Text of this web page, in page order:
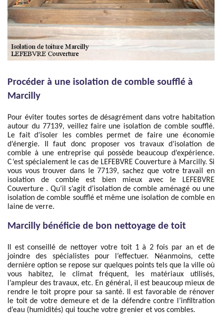
Procéder à une isolation de comble soufflé à
Marcilly
Pour éviter toutes sortes de désagrément dans votre habitation
autour du 77139, veillez faire une isolation de comble soufflé.
Le fait d’isoler les combles permet de faire une économie
d’énergie. Il faut donc proposer vos travaux d’isolation de
comble à une entreprise qui possède beaucoup d’expérience.
C’est spécialement le cas de LEFEBVRE Couverture à Marcilly. Si
vous vous trouver dans le 77139, sachez que votre travail en
isolation de comble est bien mieux avec le LEFEBVRE
Couverture . Qu’il s’agit d’isolation de comble aménagé ou une
isolation de comble soufflé et même une isolation de comble en
laine de verre.
Marcilly bénéficie de bon nettoyage de toit
Il est conseillé de nettoyer votre toit 1 à 2 fois par an et de
joindre des spécialistes pour l’effectuer. Néanmoins, cette
dernière option se repose sur quelques points tels que la ville où
vous habitez, le climat fréquent, les matériaux utilisés,
l’ampleur des travaux, etc. En général, il est beaucoup mieux de
rendre le toit propre pour sa santé. Il est favorable de rénover
le toit de votre demeure et de la défendre contre l’infiltration
d’eau (humidités) qui touche votre grenier et vos combles.